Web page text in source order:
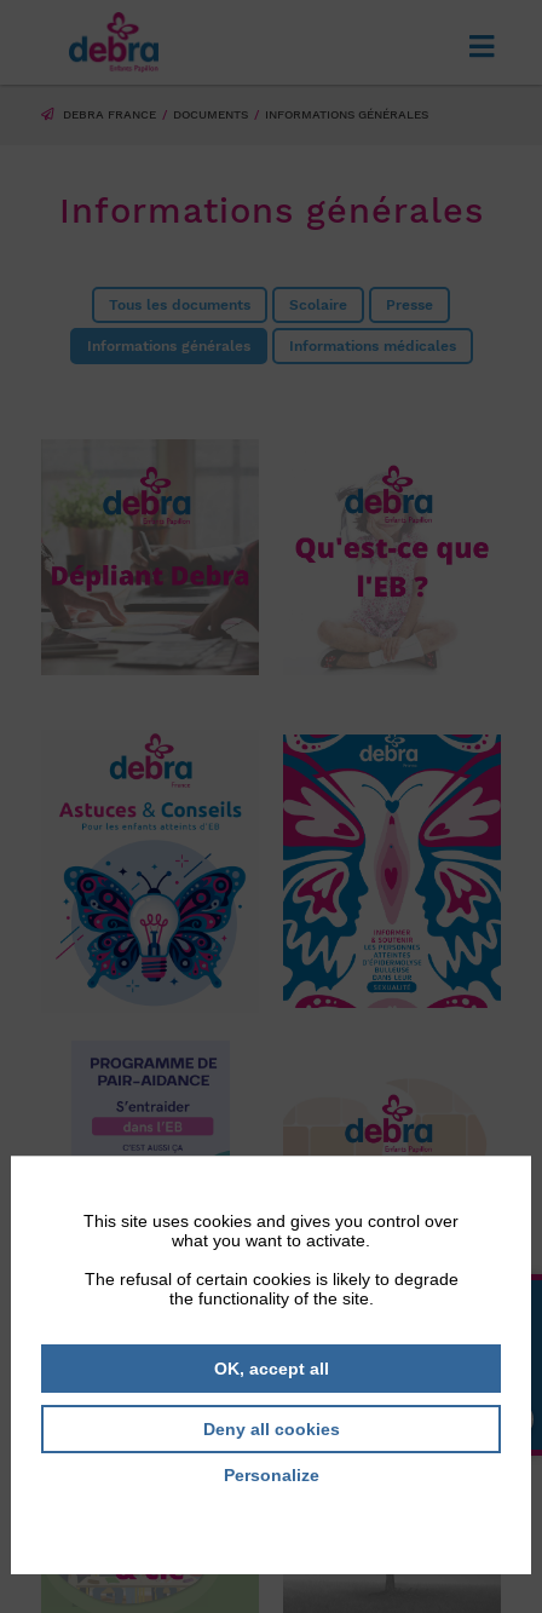
DEBRA FRANCE DOCUMENTS INFORMATIONS GÉNÉRALES
Informations générales
Tous les documents Scolaire Presse
Informations générales Informations médicales
This site uses cookies and gives you control over
what you want to activate.
The refusal of certain cookies is likely to degrade
the functionality of the site.
OK, accept all
Deny all cookies
Personalize